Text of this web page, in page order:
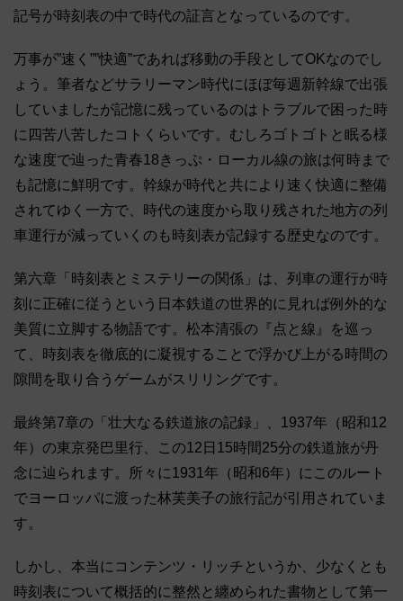
記号が時刻表の中で時代の証言となっているのです。
万事が”速く””快適”であれば移動の手段としてOKなのでし
ょう。筆者などサラリーマン時代にほぼ毎週新幹線で出張
していましたが記憶に残っているのはトラブルで困った時
に四苦八苦したコトくらいです。むしろゴトゴトと眠る様
な速度で辿った青春18きっぷ・ローカル線の旅は何時まで
も記憶に鮮明です。幹線が時代と共により速く快適に整備
されてゆく一方で、時代の速度から取り残された地方の列
車運行が減っていくのも時刻表が記録する歴史なのです。
第六章「時刻表とミステリーの関係」は、列車の運行が時
刻に正確に従うという日本鉄道の世界的に見れば例外的な
美質に立脚する物語です。松本清張の『点と線』を巡っ
て、時刻表を徹底的に凝視することで浮かび上がる時間の
隙間を取り合うゲームがスリリングです。
最終第7章の「壮大なる鉄道旅の記録」、1937年（昭和12
年）の東京発巴里行、この12日15時間25分の鉄道旅が丹
念に辿られます。所々に1931年（昭和6年）にこのルート
でヨーロッパに渡った林芙美子の旅行記が引用されていま
す。
しかし、本当にコンテンツ・リッチというか、少なくとも
時刻表について概括的に整然と纏められた書物として第一